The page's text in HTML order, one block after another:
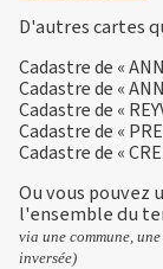
D'autres cartes
Cadastre de «
Cadastre de «
Cadastre de «
Cadastre de «
Cadastre de «
Ou vous pouvez
l'ensemble du
via une commune,
inversée)